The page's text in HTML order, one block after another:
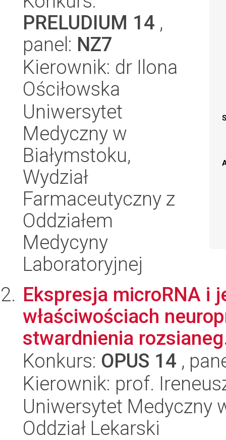
PRELUDIUM 14 ,
panel: NZ7
Kierownik: dr Ilona
Ościłowska
Uniwersytet
Medyczny w
Białymstoku,
Wydział
Farmaceutyczny z
Oddziałem
Medycyny
Laboratoryjnej
Ekspresja microRNA i
właściwościach
stwardnienia
Konkurs: OPUS 14 ,
Kierownik: prof.
Uniwersytet Medyczny
Oddział Lekarski